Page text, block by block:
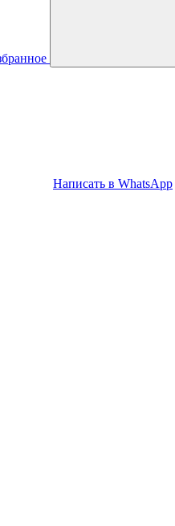
Написать в WhatsApp